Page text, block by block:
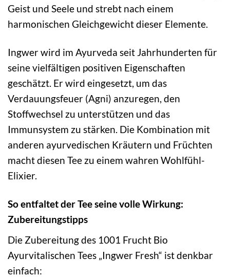
Geist und Seele und strebt nach einem
harmonischen Gleichgewicht dieser Elemente.
Ingwer wird im Ayurveda seit Jahrhunderten für
seine vielfältigen positiven Eigenschaften
geschätzt. Er wird eingesetzt, um das
Verdauungsfeuer (Agni) anzuregen, den
Stoffwechsel zu unterstützen und das
Immunsystem zu stärken. Die Kombination mit
anderen ayurvedischen Kräutern und Früchten
macht diesen Tee zu einem wahren Wohlfühl-
Elixier.
So entfaltet der Tee seine volle Wirkung:
Zubereitungstipps
Die Zubereitung des 1001 Frucht Bio
Ayurvitalischen Tees „Ingwer Fresh“ ist denkbar
einfach: